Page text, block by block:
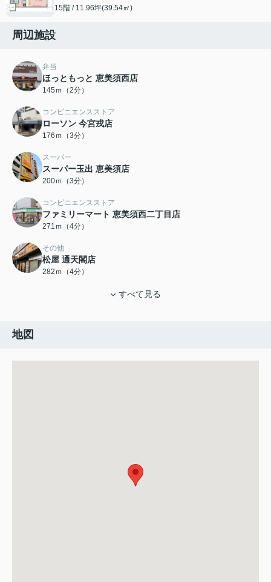
15階 / 11.96坪(39.54㎡)
周辺施設
弁当
ほっともっと 恵美須西店
145ｍ（2分）
コンビニエンスストア
ローソン 今宮戎店
176ｍ（3分）
スーパー
スーパー玉出 恵美須店
200ｍ（3分）
コンビニエンスストア
ファミリーマート 恵美須西二丁目店
271ｍ（4分）
その他
松屋 通天閣店
282ｍ（4分）
すべて見る
地図